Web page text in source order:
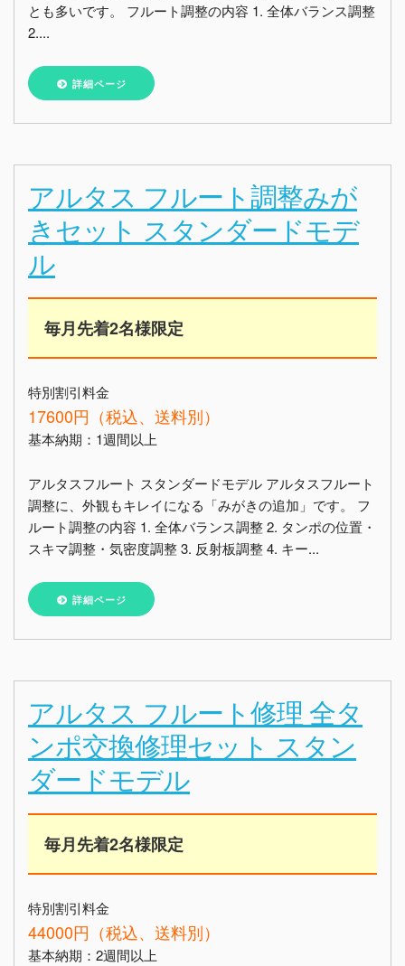
とも多いです。 フルート調整の内容 1. 全体バランス調整
2....
詳細ページ
アルタス フルート調整みが
きセット スタンダードモデ
ル
毎月先着2名様限定
特別割引料金
17600円（税込、送料別）
基本納期：1週間以上
アルタスフルート スタンダードモデル アルタスフルート
調整に、外観もキレイになる「みがきの追加」です。 フ
ルート調整の内容 1. 全体バランス調整 2. タンポの位置・
スキマ調整・気密度調整 3. 反射板調整 4. キー...
詳細ページ
アルタス フルート修理 全タ
ンポ交換修理セット スタン
ダードモデル
毎月先着2名様限定
特別割引料金
44000円（税込、送料別）
基本納期：2週間以上